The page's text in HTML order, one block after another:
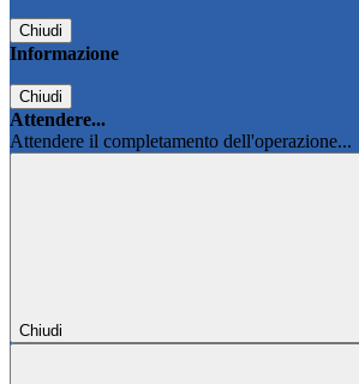
Chiudi
Informazione
Chiudi
Attendere...
Attendere il completamento dell'operazione...
Chiudi